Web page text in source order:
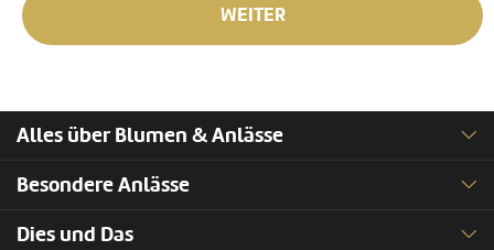
WEITER
Alles über Blumen & Anlässe
Besondere Anlässe
Dies und Das